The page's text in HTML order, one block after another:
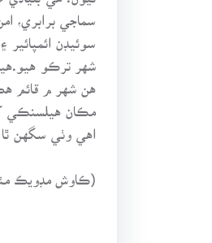
سماجي برابري،
شهر ترڪو
هن شهر م قائم
مڪان هيلسنڪي
اهي وٺي سگهن
(ڪاوش مڊويڪ مئگزين، 22